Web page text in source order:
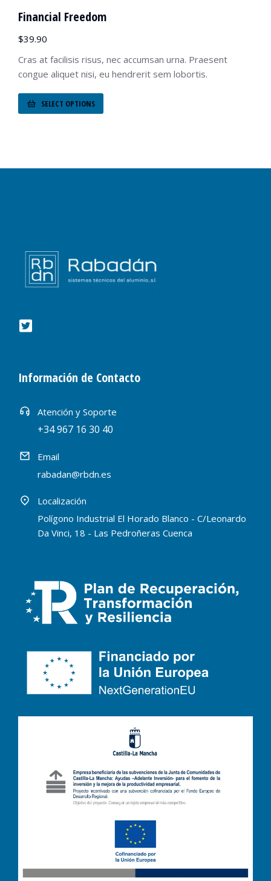
Financial Freedom
$39.90
Cras at facilisis risus, nec accumsan urna. Praesent
congue aliquet nisi, eu hendrerit sem lobortis.
SELECT OPTIONS
Información de Contacto
Atención y Soporte
+34 967 16 30 40
Email
rabadan@rbdn.es
Localización
Polígono Industrial El Horado Blanco - C/Leonardo
Da Vinci, 18 - Las Pedroñeras Cuenca